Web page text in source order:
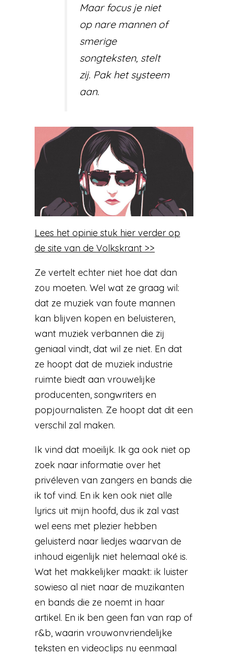
Maar focus je niet
op nare mannen of
smerige
songteksten, stelt
zij. Pak het systeem
aan.
Lees het opinie stuk hier verder op
de site van de Volkskrant >>
Ze vertelt echter niet hoe dat dan
zou moeten. Wel wat ze graag wil:
dat ze muziek van foute mannen
kan blijven kopen en beluisteren,
want muziek verbannen die zij
geniaal vindt, dat wil ze niet. En dat
ze hoopt dat de muziek industrie
ruimte biedt aan vrouwelijke
producenten, songwriters en
popjournalisten. Ze hoopt dat dit een
verschil zal maken.
Ik vind dat moeilijk. Ik ga ook niet op
zoek naar informatie over het
privéleven van zangers en bands die
ik tof vind. En ik ken ook niet alle
lyrics uit mijn hoofd, dus ik zal vast
wel eens met plezier hebben
geluisterd naar liedjes waarvan de
inhoud eigenlijk niet helemaal oké is.
Wat het makkelijker maakt: ik luister
sowieso al niet naar de muzikanten
en bands die ze noemt in haar
artikel. En ik ben geen fan van rap of
r&b, waarin vrouwonvriendelijke
teksten en videoclips nu eenmaal